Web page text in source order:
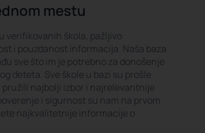
mestu
verifikovanih škola, pažljivo
i pouzdanost informacija. Naša baza
sve što im je potrebno za donošenje
deteta. Sve škole u bazi su prošle
najbolji izbor i najrelevantnije
i sigurnost su nam na prvom
najkvalitetnije informacije o